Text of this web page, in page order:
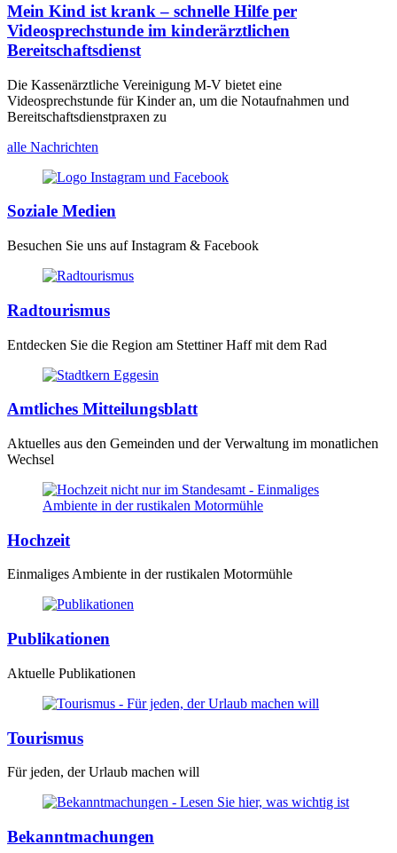
Mein Kind ist krank – schnelle Hilfe per
Videosprechstunde im kinderärztlichen
Bereitschaftsdienst
Die Kassenärztliche Vereinigung M-V bietet eine
Videosprechstunde für Kinder an, um die Notaufnahmen und
Bereitschaftsdienstpraxen zu
alle Nachrichten
Soziale Medien
Besuchen Sie uns auf Instagram & Facebook
Radtourismus
Entdecken Sie die Region am Stettiner Haff mit dem Rad
Amtliches Mitteilungsblatt
Aktuelles aus den Gemeinden und der Verwaltung im monatlichen
Wechsel
Hochzeit
Einmaliges Ambiente in der rustikalen Motormühle
Publikationen
Aktuelle Publikationen
Tourismus
Für jeden, der Urlaub machen will
Bekanntmachungen